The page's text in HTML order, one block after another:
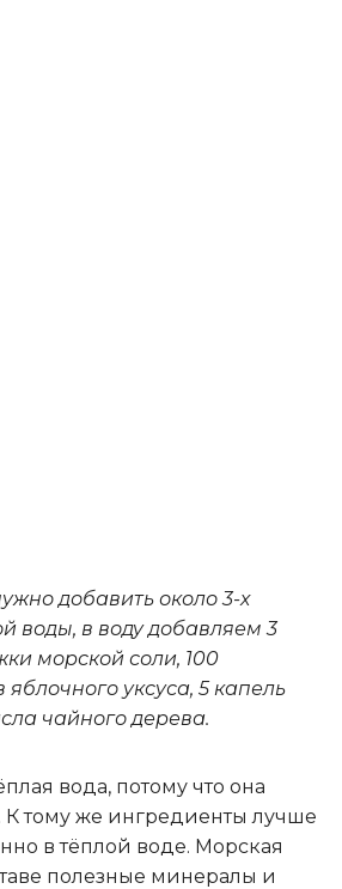
добавить около 3-х
воды, в воду добавляем 3
морской соли, 100
уксуса, 5 капель
чайного дерева.
вода, потому что она
К тому же ингредиенты лучше
в тёплой воде. Морская
полезные минералы и